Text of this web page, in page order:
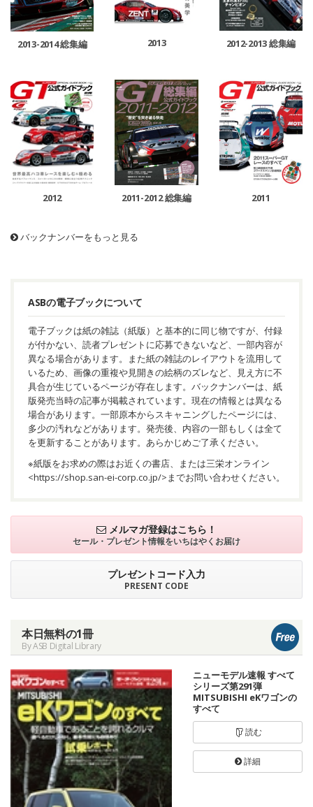
2013-2014 総集編 2013 2012-2013 総集編
2012 2011-2012 総集編 2011
バックナンバーをもっと見る
ASBの電子ブックについて
電子ブックは紙の雑誌（紙版）と基本的に同じ物ですが、付録
が付かない、読者プレゼントに応募できないなど、一部内容が
異なる場合があります。また紙の雑誌のレイアウトを流用して
いるため、画像の重複や見開きの絵柄のズレなど、見え方に不
具合が生じているページが存在します。バックナンバーは、紙
版発売当時の記事が掲載されています。現在の情報とは異なる
場合があります。一部原本からスキャニングしたページには、
多少の汚れなどがあります。発売後、内容の一部もしくは全て
を更新することがあります。あらかじめご了承ください。
※紙版をお求めの際はお近くの書店、または三栄オンライン
<https://shop.san-ei-corp.co.jp/>までお問い合わせください。
メルマガ登録はこちら！
セール・プレゼント情報をいちはやくお届け
プレゼントコード入力
PRESENT CODE
本日無料の1冊
By ASB Digital Library
ニューモデル速報 すべて
シリーズ第291弾
MITSUBISHI eKワゴンの
すべて
読む
詳細